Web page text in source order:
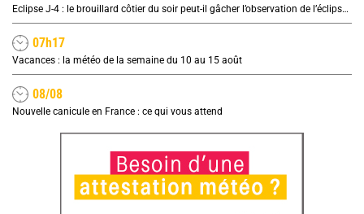
Eclipse J-4 : le brouillard côtier du soir peut-il gâcher l’observation de l’éclipse à la plage ?
07h17
Vacances : la météo de la semaine du 10 au 15 août
08/08
Nouvelle canicule en France : ce qui vous attend